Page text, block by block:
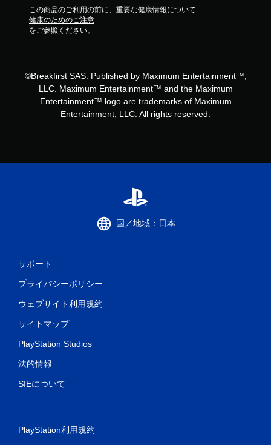
この商品のご利用の前に、重要な健康情報について
健康のためのご注意
をご参照ください。
©Breakfirst SAS. Published by Maximum Entertainment™,
LLC. Maximum Entertainment™ and the Maximum
Entertainment™ logo are trademarks of Maximum
Entertainment, LLC. All rights reserved.
国／地域：日本
サポート
プライバシーポリシー
ウェブサイト利用規約
サイトマップ
PlayStation Studios
法的情報
SIEについて
PlayStation利用規約